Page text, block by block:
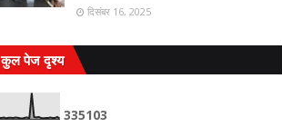
दिसंबर 16, 2025
कुल पेज दृश्य
335103